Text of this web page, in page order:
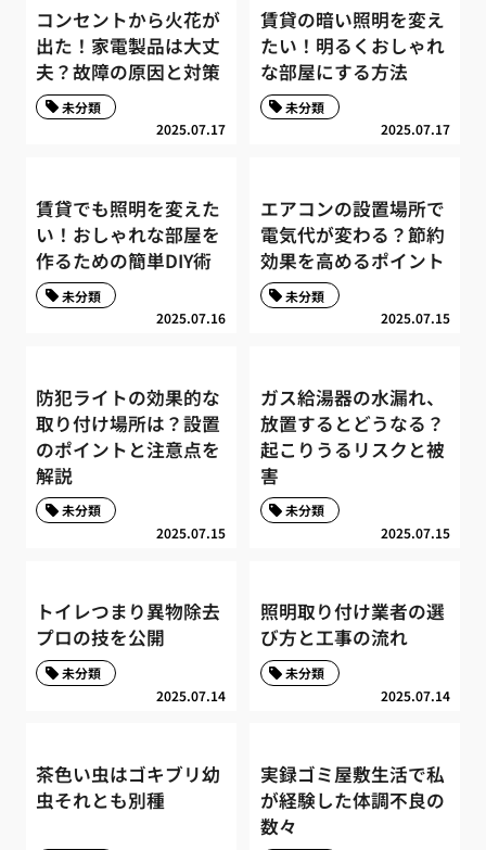
コンセントから火花が
出た！家電製品は大丈
夫？故障の原因と対策
2025.07.17
未分類
賃貸の暗い照明を変え
たい！明るくおしゃれ
な部屋にする方法
2025.07.17
未分類
賃貸でも照明を変えた
い！おしゃれな部屋を
作るための簡単DIY術
2025.07.16
未分類
エアコンの設置場所で
電気代が変わる？節約
効果を高めるポイント
2025.07.15
未分類
防犯ライトの効果的な
取り付け場所は？設置
のポイントと注意点を
解説
2025.07.15
未分類
ガス給湯器の水漏れ、
放置するとどうなる？
起こりうるリスクと被
害
2025.07.15
未分類
トイレつまり異物除去
プロの技を公開
2025.07.14
未分類
照明取り付け業者の選
び方と工事の流れ
2025.07.14
未分類
茶色い虫はゴキブリ幼
虫それとも別種
実録ゴミ屋敷生活で私
が経験した体調不良の
数々